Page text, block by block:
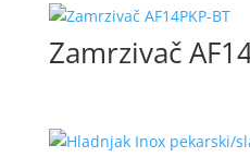
Zamrzivač